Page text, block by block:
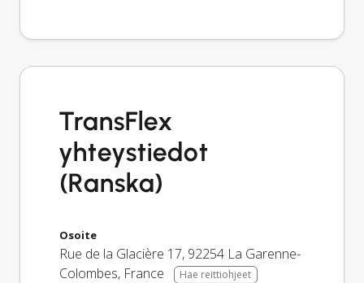
TransFlex
yhteystiedot
(Ranska)
Osoite
Rue de la Glacière 17, 92254 La Garenne-
Colombes, France Hae reittiohjeet